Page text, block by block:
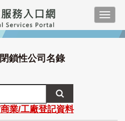
閉鎖性公司名錄
業/工廠登記資料